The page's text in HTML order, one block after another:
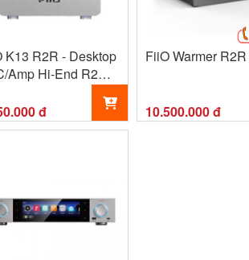
K13 R2R - Desktop
Amp Hi-End R2R,
4.4mm & XLR
đ
FiiO Warmer R2R
10.500.000 đ